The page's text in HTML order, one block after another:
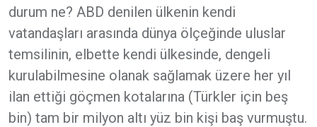
durum ne? ABD denilen ülkenin kendi
vatandaşları arasında dünya ölçeğinde uluslar
temsilinin, elbette kendi ülkesinde, dengeli
kurulabilmesine olanak sağlamak üzere her yıl
ilan ettiği göçmen kotalarına (Türkler için beş
bin) tam bir milyon altı yüz bin kişi baş vurmuştu.